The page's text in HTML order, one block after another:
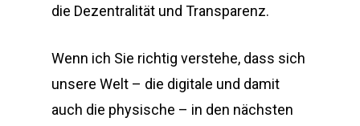
die Dezentralität und Transparenz.
Wenn ich Sie richtig verstehe, dass sich
unsere Welt – die digitale und damit
auch die physische – in den nächsten